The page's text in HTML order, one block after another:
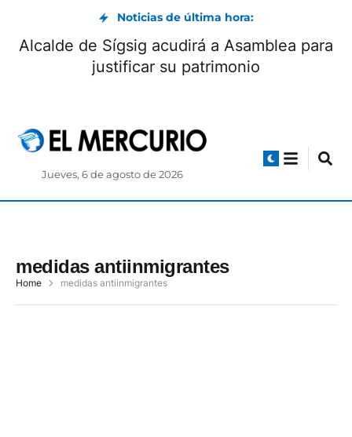
Noticias de última hora:
Alcalde de Sígsig acudirá a Asamblea para
justificar su patrimonio
Jueves, 6 de agosto de 2026
medidas antiinmigrantes
Home medidas antiinmigrantes